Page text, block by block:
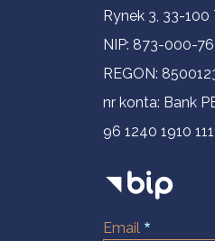
Informacje
Rynek 3, 33-100
NIP: 873-000-
REGON:
nr konta: Bank
96 1240 1910
Email